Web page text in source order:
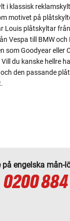
i klassisk
motivet på
Louis plåtskyltar
Vespa till BMW
som Goodyear eller
du kanske hellre
den passande
på engelska mån-
0200 884